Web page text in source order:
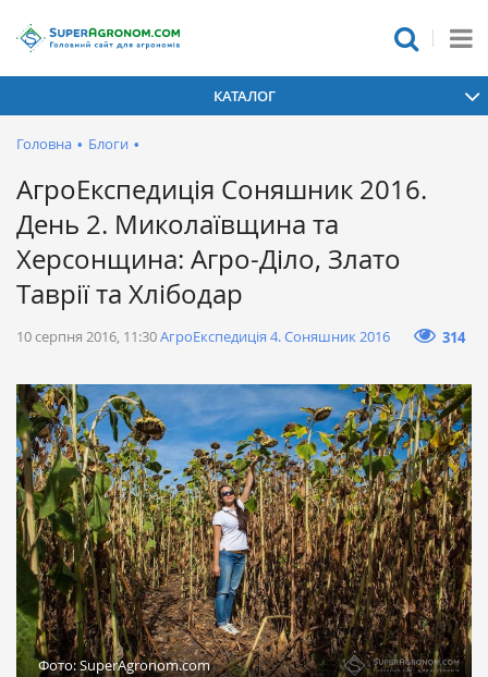
КАТАЛОГ
Головна • Блоги •
АгроЕкспедиція Соняшник 2016.
День 2. Миколаївщина та
Херсонщина: Агро-Діло, Злато
Таврії та Хлібодар
10 серпня 2016, 11:30АгроЕкспедиція 4. Соняшник 2016 314
Фото: SuperAgronom.com